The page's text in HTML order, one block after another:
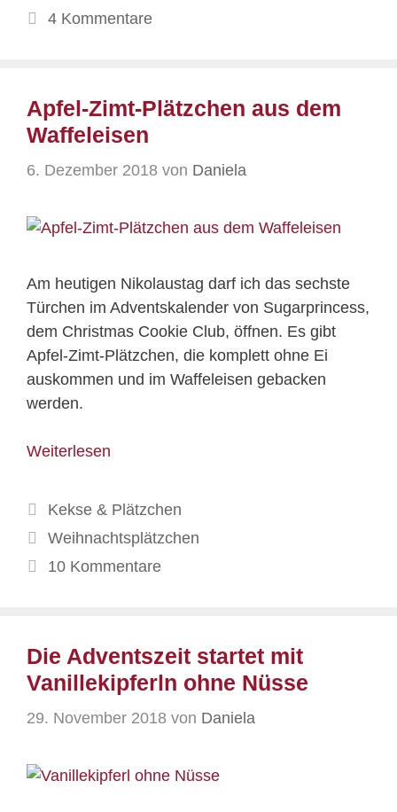
4 Kommentare
Apfel-Zimt-Plätzchen aus dem
Waffeleisen
6. Dezember 2018 von Daniela
Am heutigen Nikolaustag darf ich das sechste
Türchen im Adventskalender von Sugarprincess,
dem Christmas Cookie Club, öffnen. Es gibt
Apfel-Zimt-Plätzchen, die komplett ohne Ei
auskommen und im Waffeleisen gebacken
werden.
Weiterlesen
Kategorien
Kekse & Plätzchen
Schlagwörter
Weihnachtsplätzchen
10 Kommentare
Die Adventszeit startet mit
Vanillekipferln ohne Nüsse
29. November 2018 von Daniela